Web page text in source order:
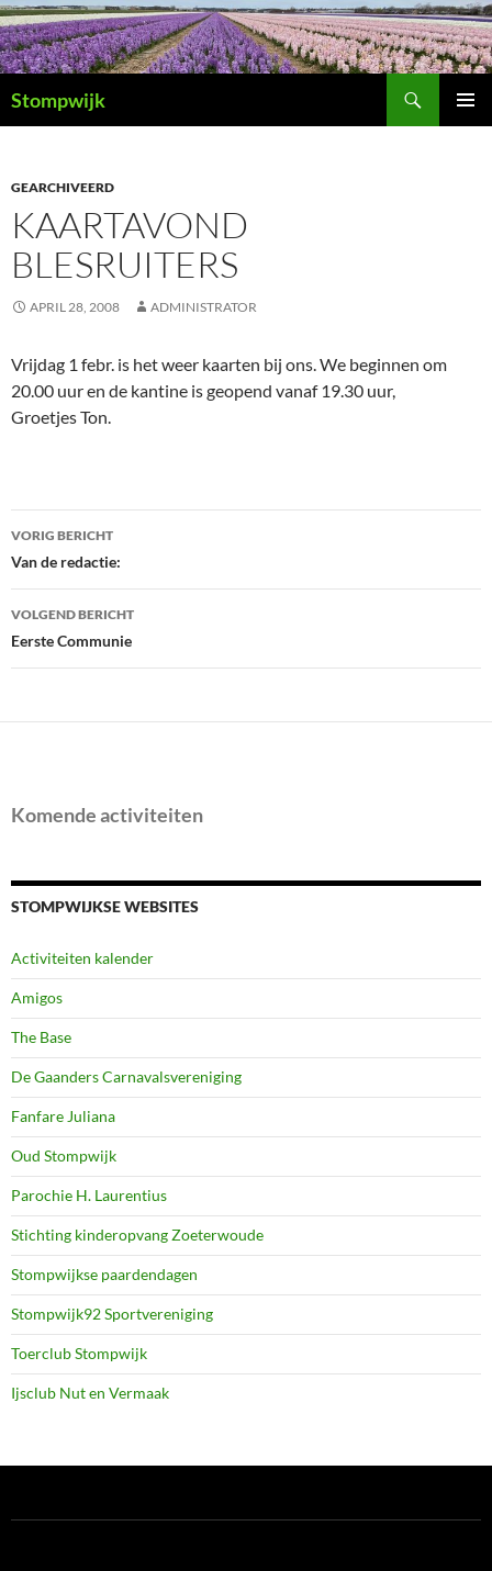
Ga
naar
de
inhoud
Stompwijk
GEARCHIVEERD
KAARTAVOND
BLESRUITERS
APRIL 28, 2008 ADMINISTRATOR
Vrijdag 1 febr. is het weer kaarten bij ons. We beginnen om
20.00 uur en de kantine is geopend vanaf 19.30 uur,
Groetjes Ton.
Bericht
navigatie
VORIG BERICHT
Van de redactie:
VOLGEND BERICHT
Eerste Communie
Komende activiteiten
STOMPWIJKSE WEBSITES
Activiteiten kalender
Amigos
The Base
De Gaanders Carnavalsvereniging
Fanfare Juliana
Oud Stompwijk
Parochie H. Laurentius
Stichting kinderopvang Zoeterwoude
Stompwijkse paardendagen
Stompwijk92 Sportvereniging
Toerclub Stompwijk
Ijsclub Nut en Vermaak